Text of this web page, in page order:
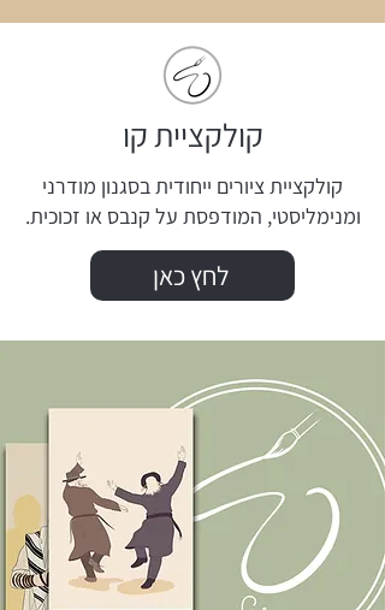
קולקציית קו
קולקציית ציורים ייחודית בסגנון מודרני
ומנימליסטי, המודפסת על קנבס או זכוכית.
לחץ כאן